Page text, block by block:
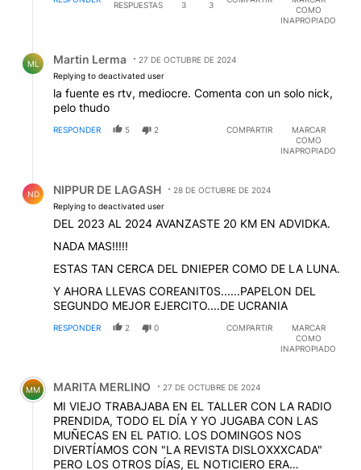
hay nada que los regímenes de la OTAN puedan
RESPUESTAS
3 3
COMO
INAPROPIADO
ML Martin Lerma
27 DE OCTUBRE DE 2024
Replying to deactivated user
la fuente es rtv, mediocre. Comenta con un solo nick,
pelo thudo
RESPONDER 5 2 COMPARTIR
MARCAR
COMO
INAPROPIADO
ND NIPPUR DE LAGASH
28 DE OCTUBRE DE 2024
Replying to deactivated user
DEL 2023 AL 2024 AVANZASTE 20 KM EN ADVIDKA.
NADA MAS!!!!!
ESTAS TAN CERCA DEL DNIEPER COMO DE LA LUNA.
Y AHORA LLEVAS COREANIT0S......PAPELON DEL
SEGUNDO MEJOR EJERCITO....DE UCRANIA
RESPONDER 2 0 COMPARTIR
MARCAR
COMO
INAPROPIADO
Comentario de MARITA MERLINO.
MM MARITA MERLINO 27 DE OCTUBRE DE 2024
MI VIEJO TRABAJABA EN EL TALLER CON LA RADIO
PRENDIDA, TODO EL DÍA Y YO JUGABA CON LAS
MUÑECAS EN EL PATIO. LOS DOMINGOS NOS
DIVERTÍAMOS CON "LA REVISTA DISLOXXXCADA"
PERO LOS OTROS DÍAS, EL NOTICIERO ERA